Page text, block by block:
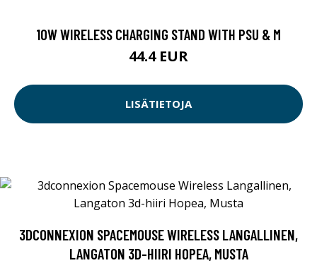
10W WIRELESS CHARGING STAND WITH PSU & M
44.4 EUR
LISÄTIETOJA
3DCONNEXION SPACEMOUSE WIRELESS LANGALLINEN,
LANGATON 3D-HIIRI HOPEA, MUSTA